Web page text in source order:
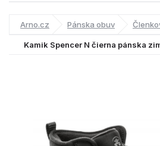
Arno.cz Pánska obuv
Kamik Spencer N čierna pánska